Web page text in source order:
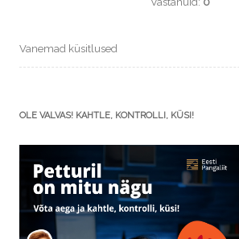
Vanemad küsitlused
OLE VALVAS! KAHTLE, KONTROLLI, KÜSI!